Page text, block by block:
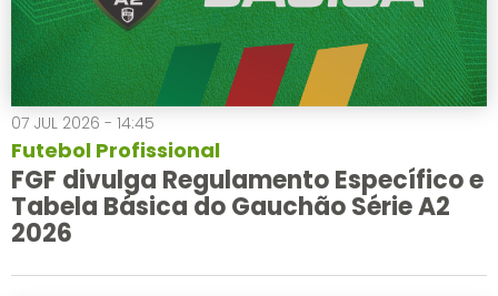
07 JUL 2026 - 14:45
Futebol Profissional
FGF divulga Regulamento Específico e
Tabela Básica do Gauchão Série A2
2026